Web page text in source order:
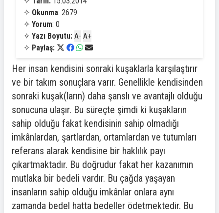
✧ Okunma: 2679
✧ Yorum: 0
✧ Yazı Boyutu: A- A+
✧ Paylaş:
Her insan kendisini sonraki kuşaklarla karşılaştırır
ve bir takım sonuçlara varır. Genellikle kendisinden
sonraki kuşak(ların) daha şanslı ve avantajlı olduğu
sonucuna ulaşır. Bu süreçte şimdi ki kuşakların
sahip olduğu fakat kendisinin sahip olmadığı
imkânlardan, şartlardan, ortamlardan ve tutumları
referans alarak kendisine bir haklılık payı
çıkartmaktadır. Bu doğrudur fakat her kazanımın
mutlaka bir bedeli vardır. Bu çağda yaşayan
insanların sahip olduğu imkânlar onlara aynı
zamanda bedel hatta bedeller ödetmektedir. Bu